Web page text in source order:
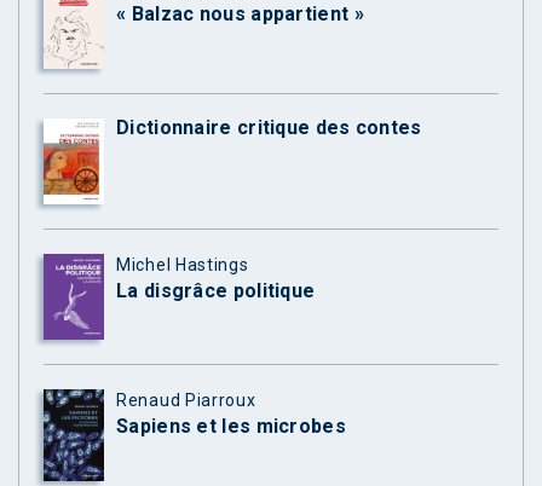
« Balzac nous appartient »
Dictionnaire critique des contes
Michel Hastings
La disgrâce politique
Renaud Piarroux
Sapiens et les microbes